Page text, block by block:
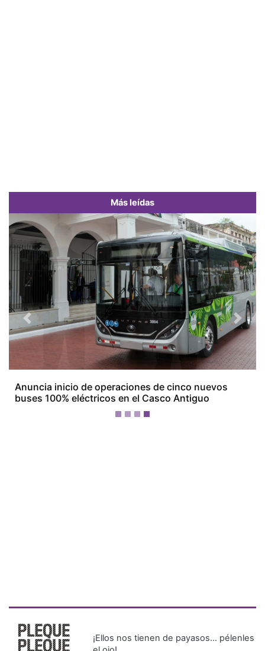
Más leídas
Devuelven a Colombia a un hombre que
transportaba 16 kilos de oro no declarados
Previous Next
¡Ellos nos tienen de payasos… pélenles